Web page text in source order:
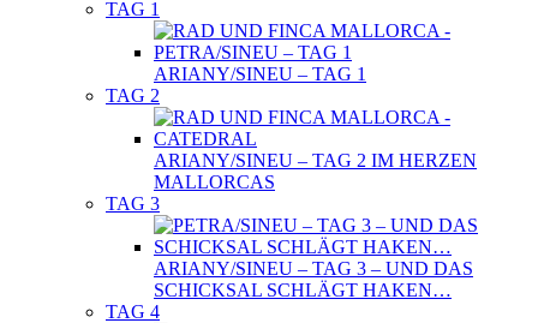
TAG 1
ARIANY/SINEU – TAG 1
TAG 2
ARIANY/SINEU – TAG 2 IM HERZEN
MALLORCAS
TAG 3
ARIANY/SINEU – TAG 3 – UND DAS
SCHICKSAL SCHLÄGT HAKEN…
TAG 4